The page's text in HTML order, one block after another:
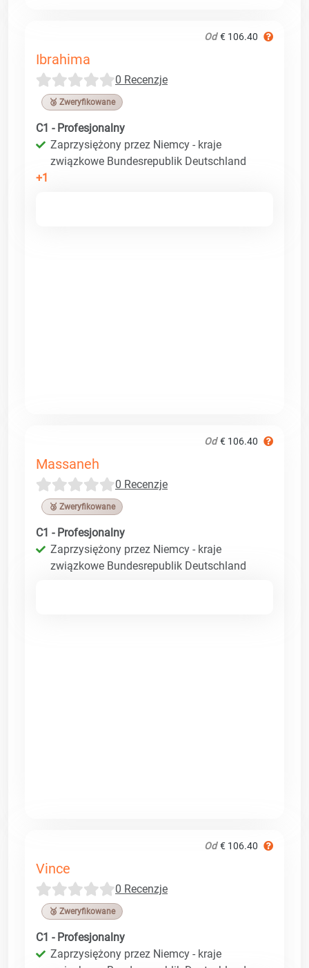
Od € 106.40
Ibrahima
0 Recenzje
🥉 Zweryfikowane
C1 - Profesjonalny
Zaprzysiężony przez Niemcy - kraje
związkowe Bundesrepublik Deutschland
+1
Od € 106.40
Massaneh
0 Recenzje
🥉 Zweryfikowane
C1 - Profesjonalny
Zaprzysiężony przez Niemcy - kraje
związkowe Bundesrepublik Deutschland
Od € 106.40
Vince
0 Recenzje
🥉 Zweryfikowane
C1 - Profesjonalny
Zaprzysiężony przez Niemcy - kraje